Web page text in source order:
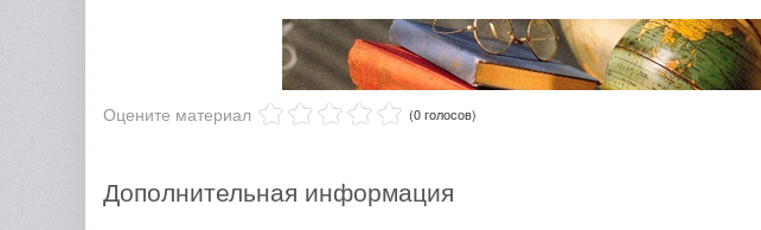
Оцените материал (0 голосов)
Дополнительная информация